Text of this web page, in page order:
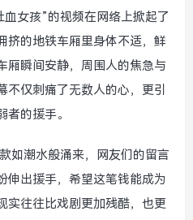
女孩”的视频在网络上掀起了
挤的地铁车厢里身体不适，鲜
厢瞬间安静，周围人的焦急与
不仅刺痛了无数人的心，更引
的援手。
如潮水般涌来，网友们的留言
伸出援手，希望这笔钱能成为
实往往比戏剧更加残酷，也更